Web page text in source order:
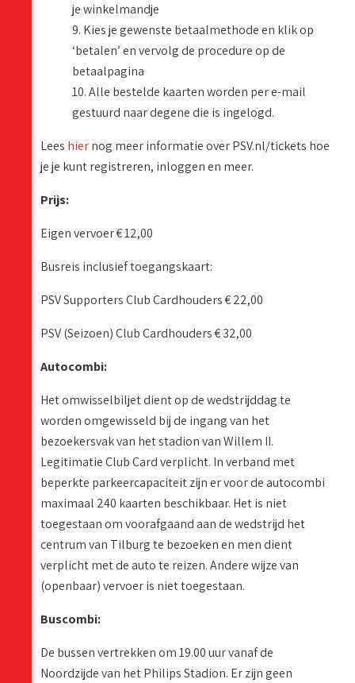
je winkelmandje
9. Kies je gewenste betaalmethode en klik op
‘betalen’ en vervolg de procedure op de
betaalpagina
10. Alle bestelde kaarten worden per e-mail
gestuurd naar degene die is ingelogd.
Lees hiernog meer informatie over PSV.nl/tickets hoe
je je kunt registreren, inloggen en meer.
Prijs:
Eigen vervoer € 12,00
Busreis inclusief toegangskaart:
PSV Supporters Club Cardhouders € 22,00
PSV (Seizoen) Club Cardhouders € 32,00
Autocombi:
Het omwisselbiljet dient op de wedstrijddag te
worden omgewisseld bij de ingang van het
bezoekersvak van het stadion van Willem II.
Legitimatie Club Card verplicht. In verband met
beperkte parkeercapaciteit zijn er voor de autocombi
maximaal 240 kaarten beschikbaar. Het is niet
toegestaan om voorafgaand aan de wedstrijd het
centrum van Tilburg te bezoeken en men dient
verplicht met de auto te reizen. Andere wijze van
(openbaar) vervoer is niet toegestaan.
Buscombi:
De bussen vertrekken om 19.00 uur vanaf de
Noordzijde van het Philips Stadion. Er zijn geen